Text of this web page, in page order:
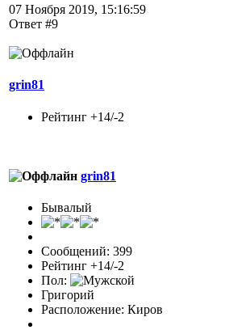
07 Ноября 2019, 15:16:59
Ответ #9
grin81
Рейтинг +14/-2
grin81
Бывалый
Сообщений: 399
Рейтинг +14/-2
Пол:
Григорий
Расположение: Киров